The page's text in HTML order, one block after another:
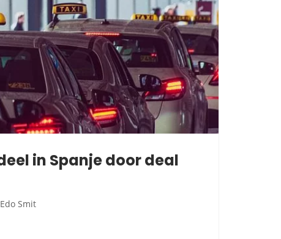
in Spanje door deal
Edo Smit